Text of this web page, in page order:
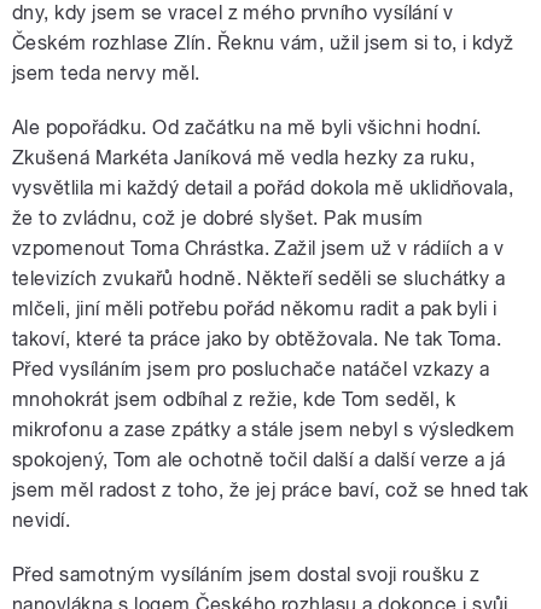
dny, kdy jsem se vracel z mého prvního vysílání v
Českém rozhlase Zlín. Řeknu vám, užil jsem si to, i když
jsem teda nervy měl.
Ale popořádku. Od začátku na mě byli všichni hodní.
Zkušená Markéta Janíková mě vedla hezky za ruku,
vysvětlila mi každý detail a pořád dokola mě uklidňovala,
že to zvládnu, což je dobré slyšet. Pak musím
vzpomenout Toma Chrástka. Zažil jsem už v rádiích a v
televizích zvukařů hodně. Někteří seděli se sluchátky a
mlčeli, jiní měli potřebu pořád někomu radit a pak byli i
takoví, které ta práce jako by obtěžovala. Ne tak Toma.
Před vysíláním jsem pro posluchače natáčel vzkazy a
mnohokrát jsem odbíhal z režie, kde Tom seděl, k
mikrofonu a zase zpátky a stále jsem nebyl s výsledkem
spokojený, Tom ale ochotně točil další a další verze a já
jsem měl radost z toho, že jej práce baví, což se hned tak
nevidí.
Před samotným vysíláním jsem dostal svoji roušku z